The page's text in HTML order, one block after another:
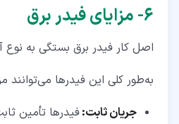
۶‏- مزایای فیدر برق
اصل کار فیدر برق بستگی به نوع
به‌طور کلی این فیدرها می‌توانند
جریان ثابت:فیدرها تأمین